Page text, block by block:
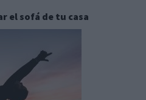
el sofá de tu casa